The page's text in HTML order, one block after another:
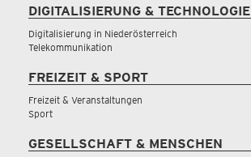
DIGITALISIERUNG & TECHNOLOGIE
Digitalisierung in Niederösterreich
Telekommunikation
FREIZEIT & SPORT
Freizeit & Veranstaltungen
Sport
GESELLSCHAFT & MENSCHEN